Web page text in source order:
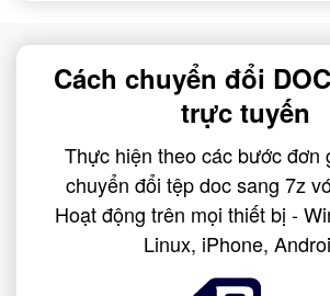
Cách chuyển đổi
trực tuyến
Thực hiện theo các bước đơn
chuyển đổi tệp doc sang 7z
Hoạt động trên mọi thiết bị -
Linux, iPhone,